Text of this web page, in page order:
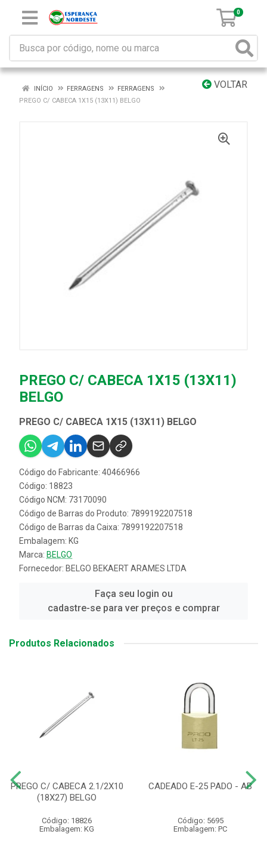
0
VOLTAR
INÍCIO FERRAGENS
FERRAGENS
PREGO C/ CABECA 1X15 (13X11) BELGO
PREGO C/ CABECA 1X15 (13X11)
BELGO
PREGO C/ CABECA 1X15 (13X11) BELGO
Código do Fabricante: 40466966
Código: 18823
Código NCM: 73170090
Código de Barras do Produto: 7899192207518
Código de Barras da Caixa: 7899192207518
Embalagem: KG
Marca: BELGO
Fornecedor: BELGO BEKAERT ARAMES LTDA
Faça seu login ou
cadastre-se para ver preços e comprar
Produtos Relacionados
PREGO C/ CABECA 2.1/2X10
(18X27) BELGO
Código: 18826
Embalagem: KG
CADEADO E-25 PADO - AB
Código: 5695
Embalagem: PC